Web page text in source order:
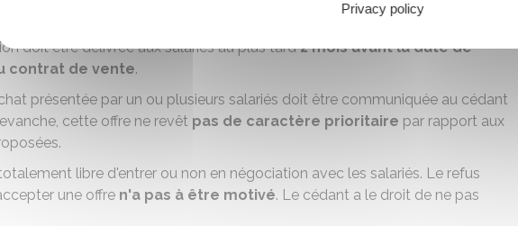
l'information ?
doit être délivrée aux salariés au plus tard2 mois avant la date de
contrat de vente.
présentée par un ou plusieurs salariés doit être communiquée au cédant
cette offre ne revêt pas de caractère prioritaire par rapport aux
libre d'entrer ou non en négociation avec les salariés. Le refus
une offre n'a pas à être motivé. Le cédant a le droit de ne pas
Privacy policy